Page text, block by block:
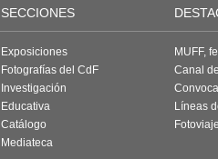
SECCIONES
Exposiciones
Fotografías del CdF
Investigación
Educativa
Catálogo
Mediateca
MUFF,
Canal
Líneas